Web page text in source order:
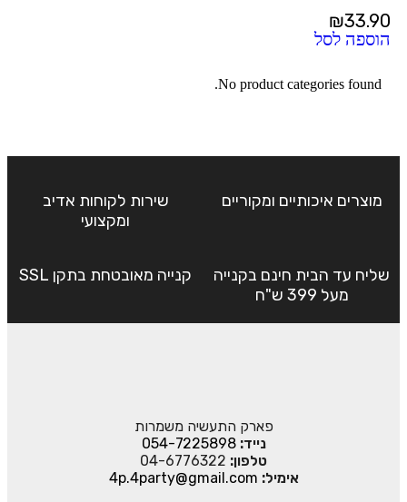
₪33.90
הוספה לסל
No product categories found.
מוצרים איכותיים ומקוריים
שירות לקוחות אדיב
ומקצועי
שליח עד הבית חינם בקנייה
מעל 399 ש"ח
קנייה מאובטחת בתקן SSL
פארק התעשיה משמרות
נייד:054-7225898
טלפון: 04-6776322
אימיל: 4p.4party@gmail.com